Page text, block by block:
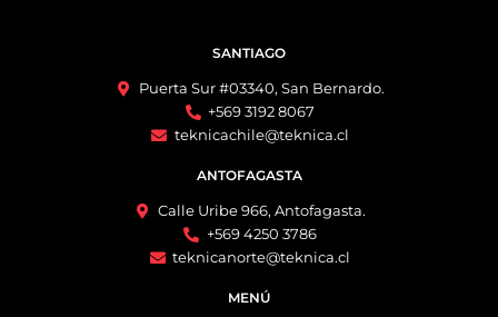
SANTIAGO
Puerta Sur #03340, San Bernardo.
+569 3192 8067
teknicachile@teknica.cl
ANTOFAGASTA
Calle Uribe 966, Antofagasta.
+569 4250 3786
teknicanorte@teknica.cl
MENÚ